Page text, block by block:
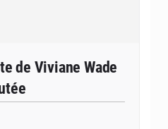
de Viviane Wade